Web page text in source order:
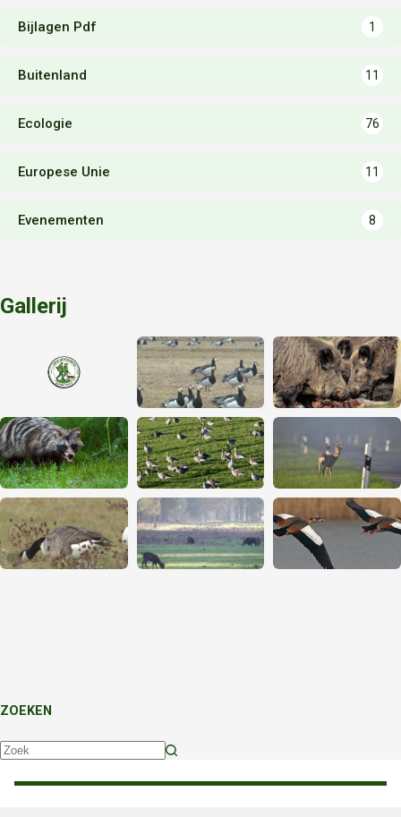
Bijlagen Pdf 1
Buitenland 11
Ecologie 76
Europese Unie 11
Evenementen 8
Gallerij
ZOEKEN